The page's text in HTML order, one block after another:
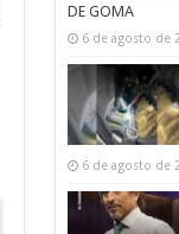
DE GOMA
6 de agosto de
6 de agosto de